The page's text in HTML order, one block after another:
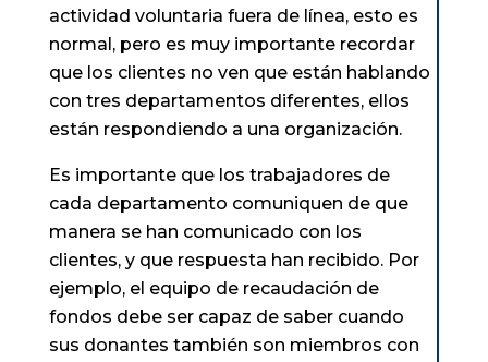
actividad voluntaria fuera de línea, esto es
normal, pero es muy importante recordar
que los clientes no ven que están hablando
con tres departamentos diferentes, ellos
están respondiendo a una organización.
Es importante que los trabajadores de
cada departamento comuniquen de que
manera se han comunicado con los
clientes, y que respuesta han recibido. Por
ejemplo, el equipo de recaudación de
fondos debe ser capaz de saber cuando
sus donantes también son miembros con